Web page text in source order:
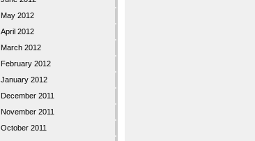
May 2012
April 2012
March 2012
February 2012
January 2012
December 2011
November 2011
October 2011